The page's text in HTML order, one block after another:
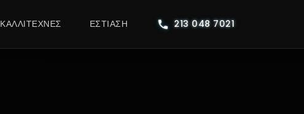
ΚΑΛΛΙΤΕΧΝΕΣ ΕΣΤΊΑΣΗ 213 048 7021